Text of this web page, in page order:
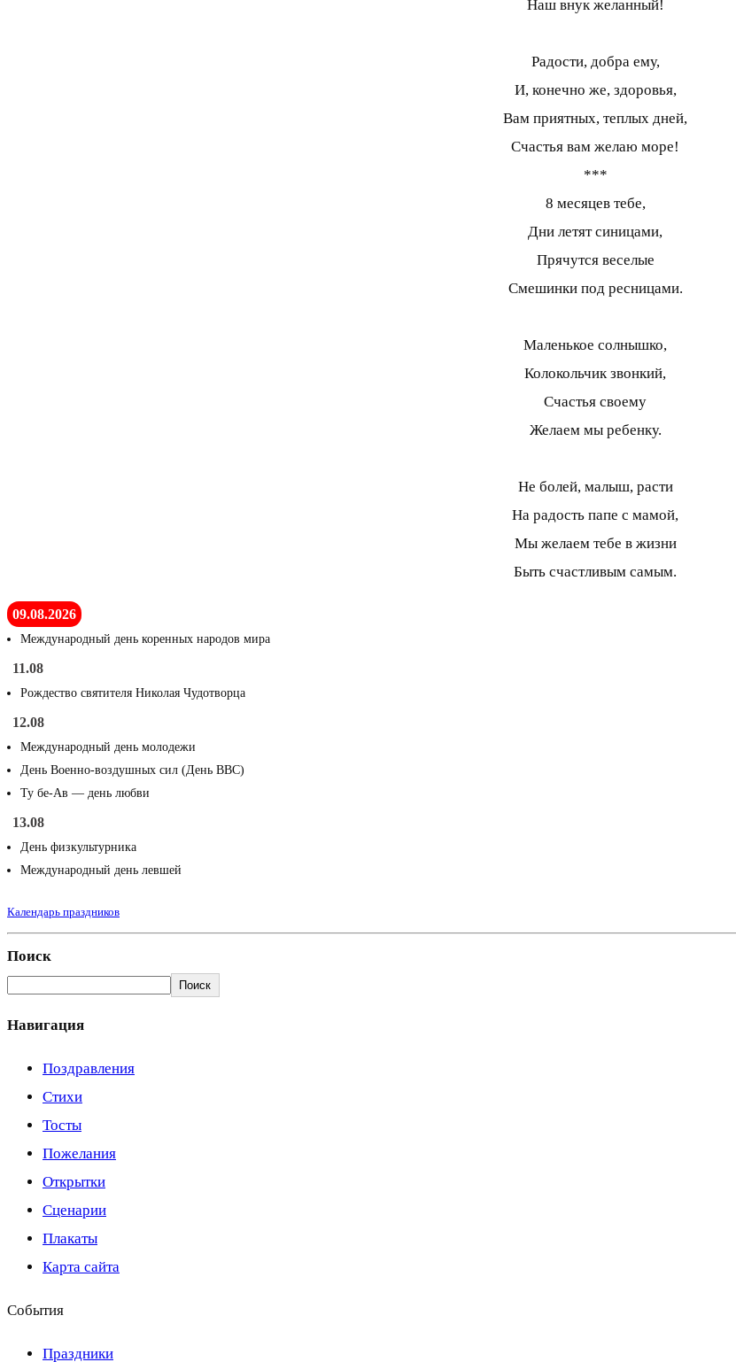
Наш внук желанный!
Радости, добра ему,
И, конечно же, здоровья,
Вам приятных, теплых дней,
Счастья вам желаю море!
***
8 месяцев тебе,
Дни летят синицами,
Прячутся веселые
Смешинки под ресницами.
Маленькое солнышко,
Колокольчик звонкий,
Счастья своему
Желаем мы ребенку.
Не болей, малыш, расти
На радость папе с мамой,
Мы желаем тебе в жизни
Быть счастливым самым.
09.08.2026
Международный день коренных народов мира
11.08
Рождество святителя Николая Чудотворца
12.08
Международный день молодежи
День Военно-воздушных сил (День ВВС)
Ту бе-Ав — день любви
13.08
День физкультурника
Международный день левшей
Календарь праздников
Поиск
Поиск
Навигация
Поздравления
Стихи
Тосты
Пожелания
Открытки
Сценарии
Плакаты
Карта сайта
События
Праздники